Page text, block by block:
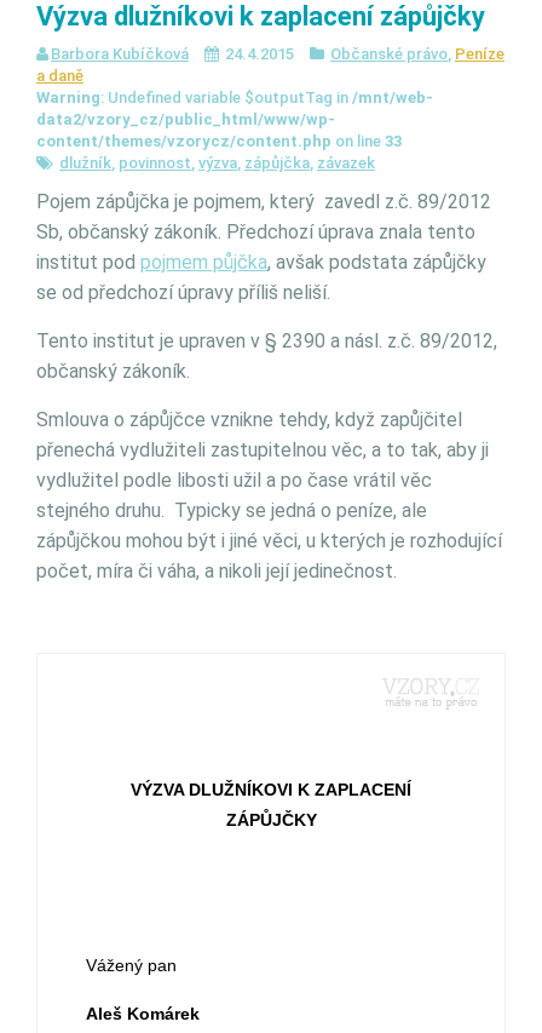
Výzva dlužníkovi k zaplacení zápůjčky
Barbora Kubíčková 24.4.2015 Občanské právo, Peníze
a daně
Warning: Undefined variable $outputTag in /mnt/web-
data2/vzory_cz/public_html/www/wp-
content/themes/vzorycz/content.php on line 33
dlužník, povinnost, výzva, zápůjčka, závazek
Pojem zápůjčka je pojmem, který zavedl z.č. 89/2012
Sb, občanský zákoník. Předchozí úprava znala tento
institut pod pojmem půjčka, avšak podstata zápůjčky
se od předchozí úpravy příliš neliší.
Tento institut je upraven v § 2390 a násl. z.č. 89/2012,
občanský zákoník.
Smlouva o zápůjčce vznikne tehdy, když zapůjčitel
přenechá vydlužiteli zastupitelnou věc, a to tak, aby ji
vydlužitel podle libosti užil a po čase vrátil věc
stejného druhu. Typicky se jedná o peníze, ale
zápůjčkou mohou být i jiné věci, u kterých je rozhodující
počet, míra či váha, a nikoli její jedinečnost.
VÝZVA DLUŽNÍKOVI K ZAPLACENÍ
ZÁPŮJČKY
Vážený pan
Aleš Komárek